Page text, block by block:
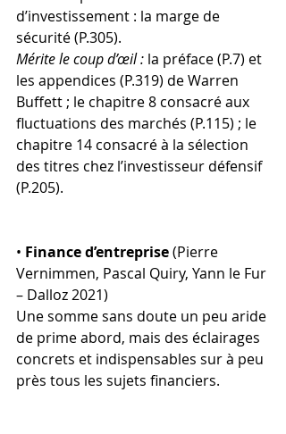
d’investissement : la marge de
sécurité (P.305).
Mérite le coup d’œil : la préface (P.7) et
les appendices (P.319) de Warren
Buffett ; le chapitre 8 consacré aux
fluctuations des marchés (P.115) ; le
chapitre 14 consacré à la sélection
des titres chez l’investisseur défensif
(P.205).
• Finance d’entreprise (Pierre
Vernimmen, Pascal Quiry, Yann le Fur
– Dalloz 2021)
Une somme sans doute un peu aride
de prime abord, mais des éclairages
concrets et indispensables sur à peu
près tous les sujets financiers.